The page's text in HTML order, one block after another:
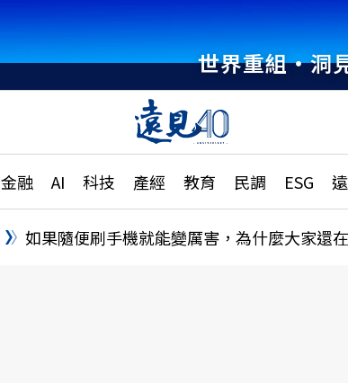
世界重組・洞
金融 AI 科技 產經 教育 民調 ESG
國際
特輯
大學升學、職涯攻略
縣市施政調查全解析
如果隨便刷手機就能變厲害，為什麼大家還